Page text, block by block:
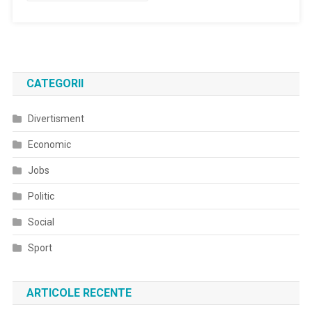
CATEGORII
Divertisment
Economic
Jobs
Politic
Social
Sport
ARTICOLE RECENTE